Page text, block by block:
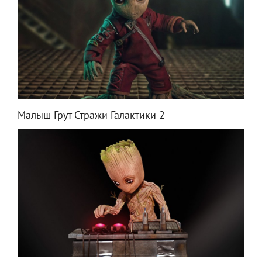
Малыш Грут Стражи Галактики 2